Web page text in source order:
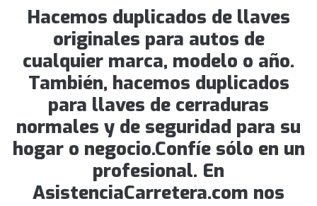
Hacemos duplicados de llaves
originales para autos de
cualquier marca, modelo o año.
También, hacemos duplicados
para llaves de cerraduras
normales y de seguridad para su
hogar o negocio.Confíe sólo en un
profesional. En
AsistenciaCarretera.com nos